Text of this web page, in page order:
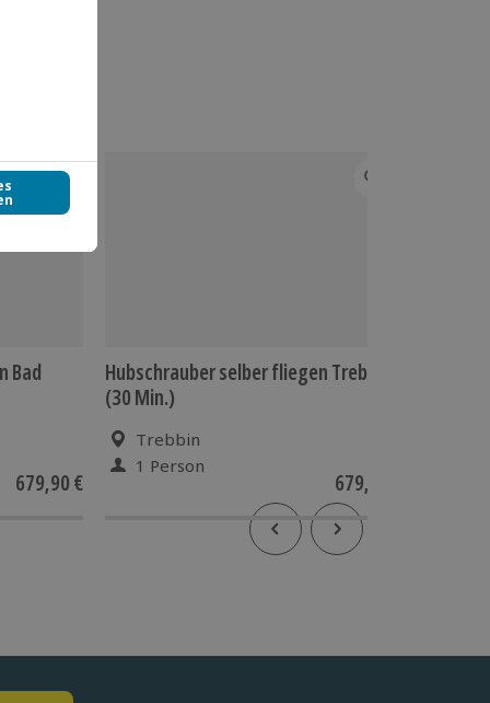
Bad
679,90 €
Hubschrauber selber fliegen Trebbin
(30 Min.)
Trebbin
1 Person
679,90 €